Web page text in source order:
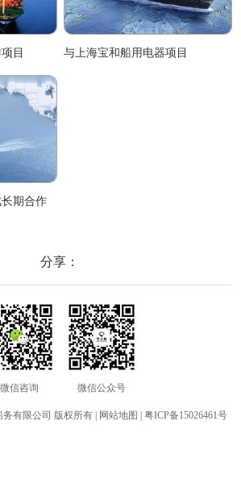
目 与上海宝和船用电器项目
期合作
分享：
微信咨询 微信公众号
有限公司 版权所有 | 网站地图 粤ICP备15026461号